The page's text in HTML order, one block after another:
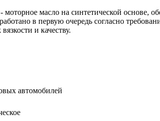
масло на синтетической основе,
в первую очередь согласно
и качеству.
автомобилей